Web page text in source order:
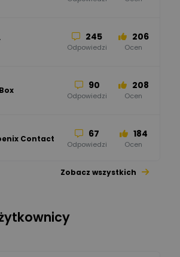
245
Odpowiedzi
206
Ocen
90
Odpowiedzi
208
Ocen
Contact 67
Odpowiedzi
184
Ocen
Zobacz wszystkich